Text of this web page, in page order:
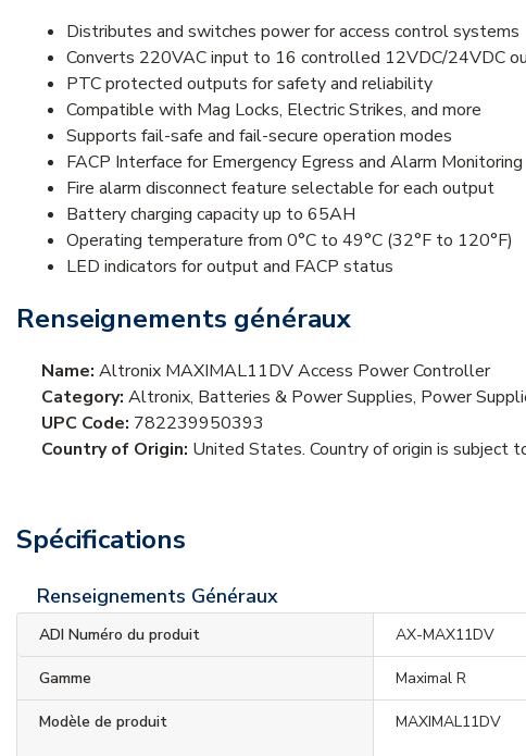
Distributes and switches power for access control systems
Converts 220VAC input to 16 controlled 12VDC/24VDC
PTC protected outputs for safety and reliability
Compatible with Mag Locks, Electric Strikes, and more
Supports fail-safe and fail-secure operation modes
FACP Interface for Emergency Egress and Alarm Monitoring
Fire alarm disconnect feature selectable for each output
Battery charging capacity up to 65AH
Operating temperature from 0°C to 49°C (32°F to 120°F)
LED indicators for output and FACP status
Renseignements généraux
Name: Altronix MAXIMAL11DV Access Power Controller
Category: Altronix, Batteries & Power Supplies, Power
UPC Code: 782239950393
Country of Origin: United States. Country of origin is subject
Spécifications
Renseignements Généraux
ADI Numéro du produit AX-MAX11DV
Gamme Maximal R
Modèle de produit MAXIMAL11DV